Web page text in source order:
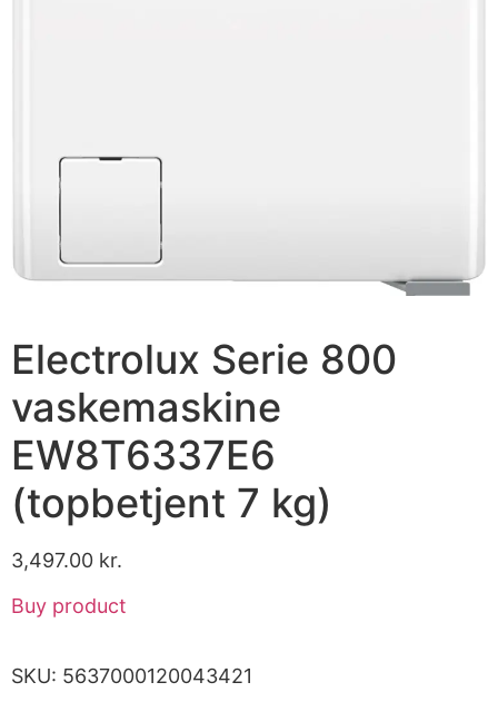
Electrolux Serie 800
vaskemaskine
EW8T6337E6
(topbetjent 7 kg)
3,497.00 kr.
Buy product
SKU: 5637000120043421